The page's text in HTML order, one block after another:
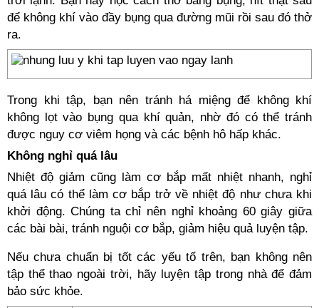
để không khí vào đầy bụng qua đường mũi rồi sau đó thở
ra.
Trong khi tập, bạn nên tránh há miệng để không khí
không lọt vào bụng qua khí quản, nhờ đó có thể tránh
được nguy cơ viêm họng và các bệnh hô hấp khác.
Không nghỉ quá lâu
Nhiệt độ giảm cũng làm cơ bắp mất nhiệt nhanh, nghỉ
quá lâu có thể làm cơ bắp trở về nhiệt độ như chưa khi
khởi động. Chúng ta chỉ nên nghỉ khoảng 60 giây giữa
các bài bài, tránh nguội cơ bắp, giảm hiệu quả luyện tập.
Nếu chưa chuẩn bị tốt các yếu tố trên, bạn không nên
tập thể thao ngoài trời, hãy luyện tập trong nhà để đảm
bảo sức khỏe.